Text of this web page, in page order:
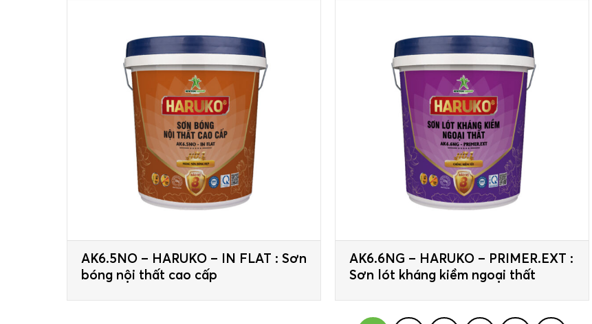
AK6.5NO – HARUKO – IN FLAT : Sơn
bóng nội thất cao cấp
AK6.6NG – HARUKO – PRIMER.EXT :
Sơn lót kháng kiềm ngoại thất